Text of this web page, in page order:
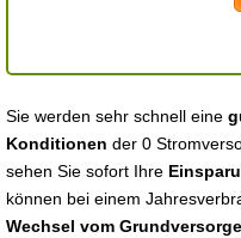
Sie werden sehr schnell eine
Konditionen der 0
sehen Sie sofort Ihre
können bei einem
Wechsel vom